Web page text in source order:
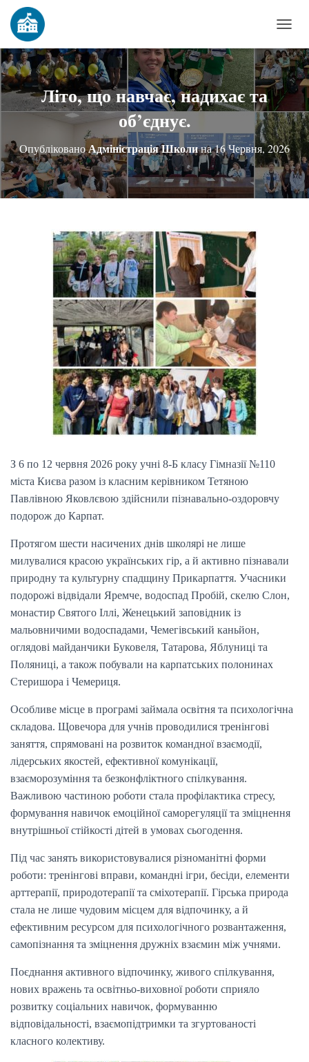
Е
Р
К
Н
У
Т
И
Літо, що навчає, надихає та
об’єднує.
ОпублікованоАдміністрація Школина16 Червня, 2026
З 6 по 12 червня 2026 року учні 8-Б класу Гімназії №110
міста Києва разом із класним керівником Тетяною
Павлівною Яковлєвою здійснили пізнавально-оздоровчу
подорож до Карпат.
Протягом шести насичених днів школярі не лише
милувалися красою українських гір, а й активно пізнавали
природну та культурну спадщину Прикарпаття. Учасники
подорожі відвідали Яремче, водоспад Пробій, скелю Слон,
монастир Святого Іллі, Женецький заповідник із
мальовничими водоспадами, Чемегівський каньйон,
оглядові майданчики Буковеля, Татарова, Яблуниці та
Поляниці, а також побували на карпатських полонинах
Стеришора і Чемериця.
Особливе місце в програмі займала освітня та психологічна
складова. Щовечора для учнів проводилися тренінгові
заняття, спрямовані на розвиток командної взаємодії,
лідерських якостей, ефективної комунікації,
взаєморозуміння та безконфліктного спілкування.
Важливою частиною роботи стала профілактика стресу,
формування навичок емоційної саморегуляції та зміцнення
внутрішньої стійкості дітей в умовах сьогодення.
Під час занять використовувалися різноманітні форми
роботи: тренінгові вправи, командні ігри, бесіди, елементи
арттерапії, природотерапії та сміхотерапії. Гірська природа
стала не лише чудовим місцем для відпочинку, а й
ефективним ресурсом для психологічного розвантаження,
самопізнання та зміцнення дружніх взаємин між учнями.
Поєднання активного відпочинку, живого спілкування,
нових вражень та освітньо-виховної роботи сприяло
розвитку соціальних навичок, формуванню
відповідальності, взаємопідтримки та згуртованості
класного колективу.